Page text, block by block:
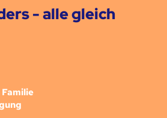
- alle gleich